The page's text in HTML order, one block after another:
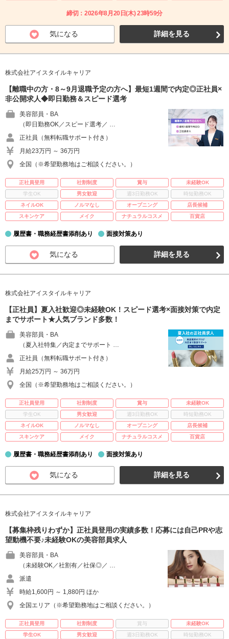
締切：2026年8月20日(木) 23時59分
気になる 詳細を見る
株式会社アイスタイルキャリア
【離職中の方・8～9月退職予定の方へ】最短1週間で内定◎正社員×
非公開求人◆即日勤務＆スピード選考
美容部員・BA
（即日勤務OK／スピード選考／ …
正社員（無料転職サポート付き）
月給23万円 ～ 36万円
全国（※希望勤務地はご相談ください。）
正社員登用 社割制度 賞与
未経験OK
学生OK
男女歓迎 週3日勤務OK
時短勤務OK
ネイルOK
ノルマなし オープニング
店長候補
スキンケア
メイク ナチュラルコスメ 百貨店
履歴書・職務経歴書添削あり 面接対策あり
気になる 詳細を見る
株式会社アイスタイルキャリア
【正社員】夏入社歓迎◎未経験OK！スピード選考×面接対策で内定
までサポート★人気ブランド多数！
美容部員・BA
（夏入社特集／内定までサポート …
正社員（無料転職サポート付き）
月給25万円 ～ 36万円
全国（※希望勤務地はご相談ください。）
正社員登用 社割制度 賞与
未経験OK
学生OK
男女歓迎 週3日勤務OK
時短勤務OK
ネイルOK
ノルマなし オープニング
店長候補
スキンケア
メイク ナチュラルコスメ 百貨店
履歴書・職務経歴書添削あり 面接対策あり
気になる 詳細を見る
株式会社アイスタイルキャリア
【募集枠残りわずか】正社員登用の実績多数！応募には自己PRや志
望動機不要♪未経験OKの美容部員求人
美容部員・BA
（未経験OK／社割有／社保◎／ …
派遣
時給1,600円 ～ 1,880円 ほか
全国エリア（※希望勤務地はご相談ください。）
正社員登用 社割制度 賞与
未経験OK
学生OK
男女歓迎 週3日勤務OK
時短勤務OK